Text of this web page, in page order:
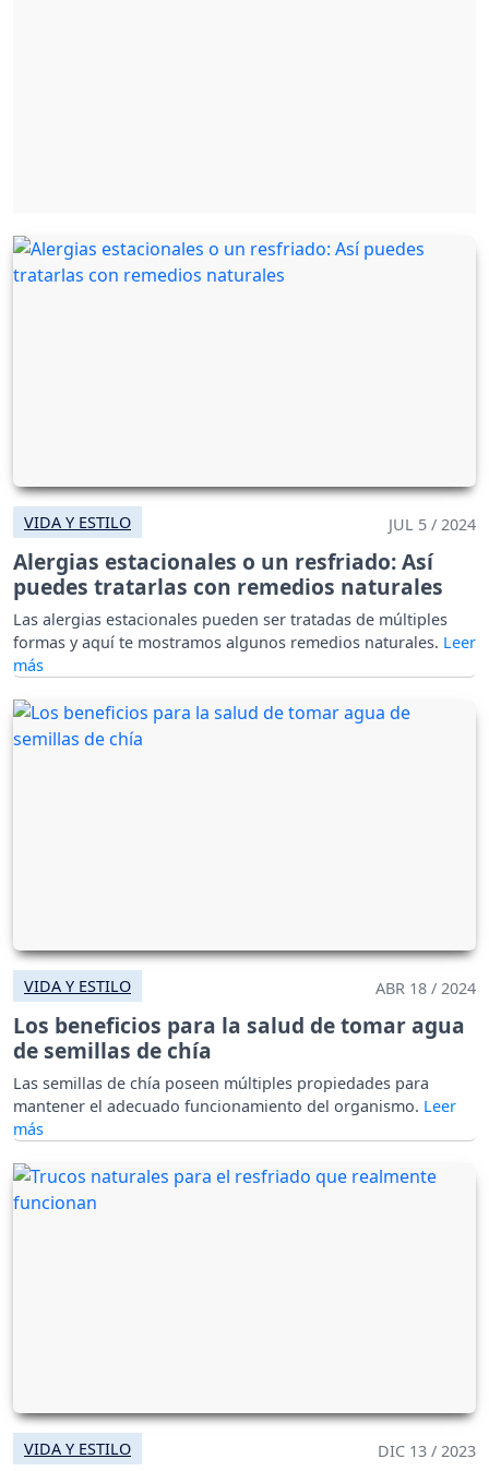
VIDA Y ESTILO JUL 5 / 2024
Alergias estacionales o un resfriado: Así
puedes tratarlas con remedios naturales
Las alergias estacionales pueden ser tratadas de múltiples
formas y aquí te mostramos algunos remedios naturales.
VIDA Y ESTILO ABR 18 / 2024
Los beneficios para la salud de tomar agua
de semillas de chía
Las semillas de chía poseen múltiples propiedades para
mantener el adecuado funcionamiento del organismo.
VIDA Y ESTILO DIC 13 / 2023